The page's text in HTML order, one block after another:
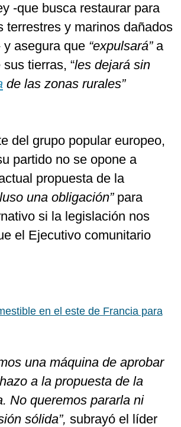
-que busca restaurar para
terrestres y marinos dañados
asegura que “expulsará”a
tierras, “les dejará sin
de las zonas rurales”
del grupo popular europeo,
partido no se opone a
propuesta de la
una obligación” para
si la legislación nos
el Ejecutivo comunitario
en el este de Francia para
una máquina de aprobar
a la propuesta de la
No queremos pararla ni
sólida”, subrayó el líder